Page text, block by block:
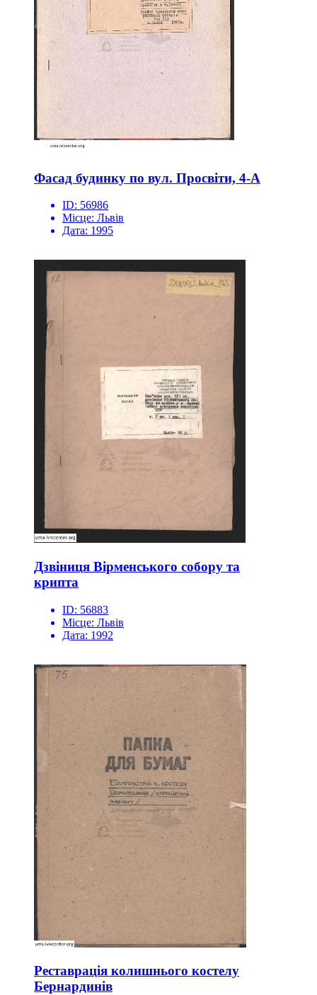
Фасад будинку по вул. Просвіти, 4-А
ID: 56986
Місце: Львів
Дата: 1995
Дзвіниця Вірменського собору та
крипта
ID: 56883
Місце: Львів
Дата: 1992
Реставрація колишнього костелу
Бернардинів